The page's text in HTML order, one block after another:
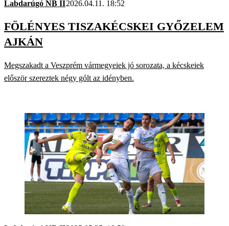
Labdarúgó NB II2026.04.11. 18:52
FÖLÉNYES TISZAKÉCSKEI GYŐZELEM
AJKÁN
Megszakadt a Veszprém vármegyeiek jó sorozata, a kécskeiek
először szereztek négy gólt az idényben.